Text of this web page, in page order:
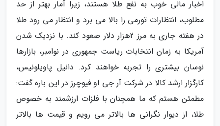
اخبار مالی خوب به نفع طلا هستند، زیرا آمار بهتر از حد
مطلوب، انتظارات تورمی را بالا می برد و انتظار می رود طلا
در هفته جاری به مرز 2هزار دلار صعود کند. با نزدیک شدن
آمریکا به زمان انتخابات ریاست جمهوری در نوامبر، بازارها
نوسان بیشتری را تجربه خواهند کرد. دانیل پاویلونیس،
کارگزار ارشد کالا در شرکت آر جی او فیوچرز در این باره گفت:
مطمئن هستم که ما همچنان با فلزات ارزشمند به خصوص
طلا، از دیوار نگرانی ها بالاتر می رویم و قیمت ها بالاتر